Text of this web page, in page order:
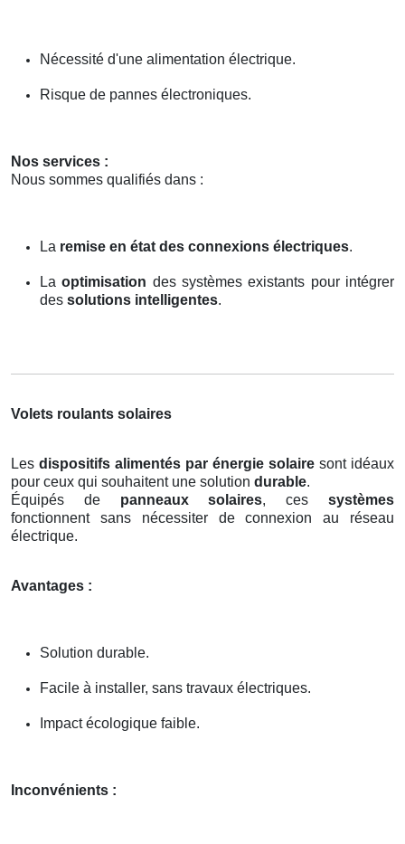
Nécessité d'une alimentation électrique.
Risque de pannes électroniques.
Nos services :
Nous sommes qualifiés dans :
La remise en état des connexions électriques.
Laoptimisation des systèmes existants pour intégrer
des solutions intelligentes.
Volets roulants solaires
Les dispositifs alimentés par énergie solaire sont idéaux
pour ceux qui souhaitent une solution durable.
Équipés de panneaux solaires, cessystèmes
fonctionnent sans nécessiter de connexion au réseau
électrique.
Avantages :
Solution durable.
Facile à installer, sans travaux électriques.
Impact écologique faible.
Inconvénients :